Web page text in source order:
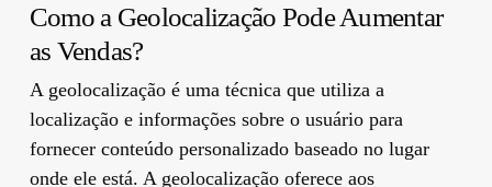
Como a Geolocalização Pode Aumentar
as Vendas?
A geolocalização é uma técnica que utiliza a
localização e informações sobre o usuário para
fornecer conteúdo personalizado baseado no lugar
onde ele está. A geolocalização oferece aos